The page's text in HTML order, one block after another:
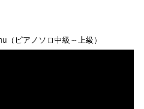
（ピアノソロ中級～上級）